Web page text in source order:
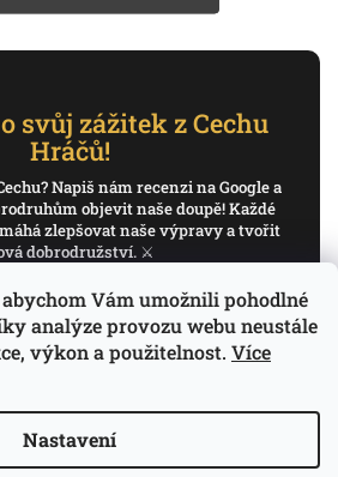
Vám umožnili pohodlné
analýze provozu webu neustále
výkon a použitelnost. Více
Nastavení
o svůj zážitek z Cechu
Hráčů!
Napiš nám recenzi na Google a
objevit naše doupě! Každé
zlepšovat naše výpravy a tvořit
dobrodružství. ⚔️
recenzi na Google
psát příběh Cechu Hráčů.